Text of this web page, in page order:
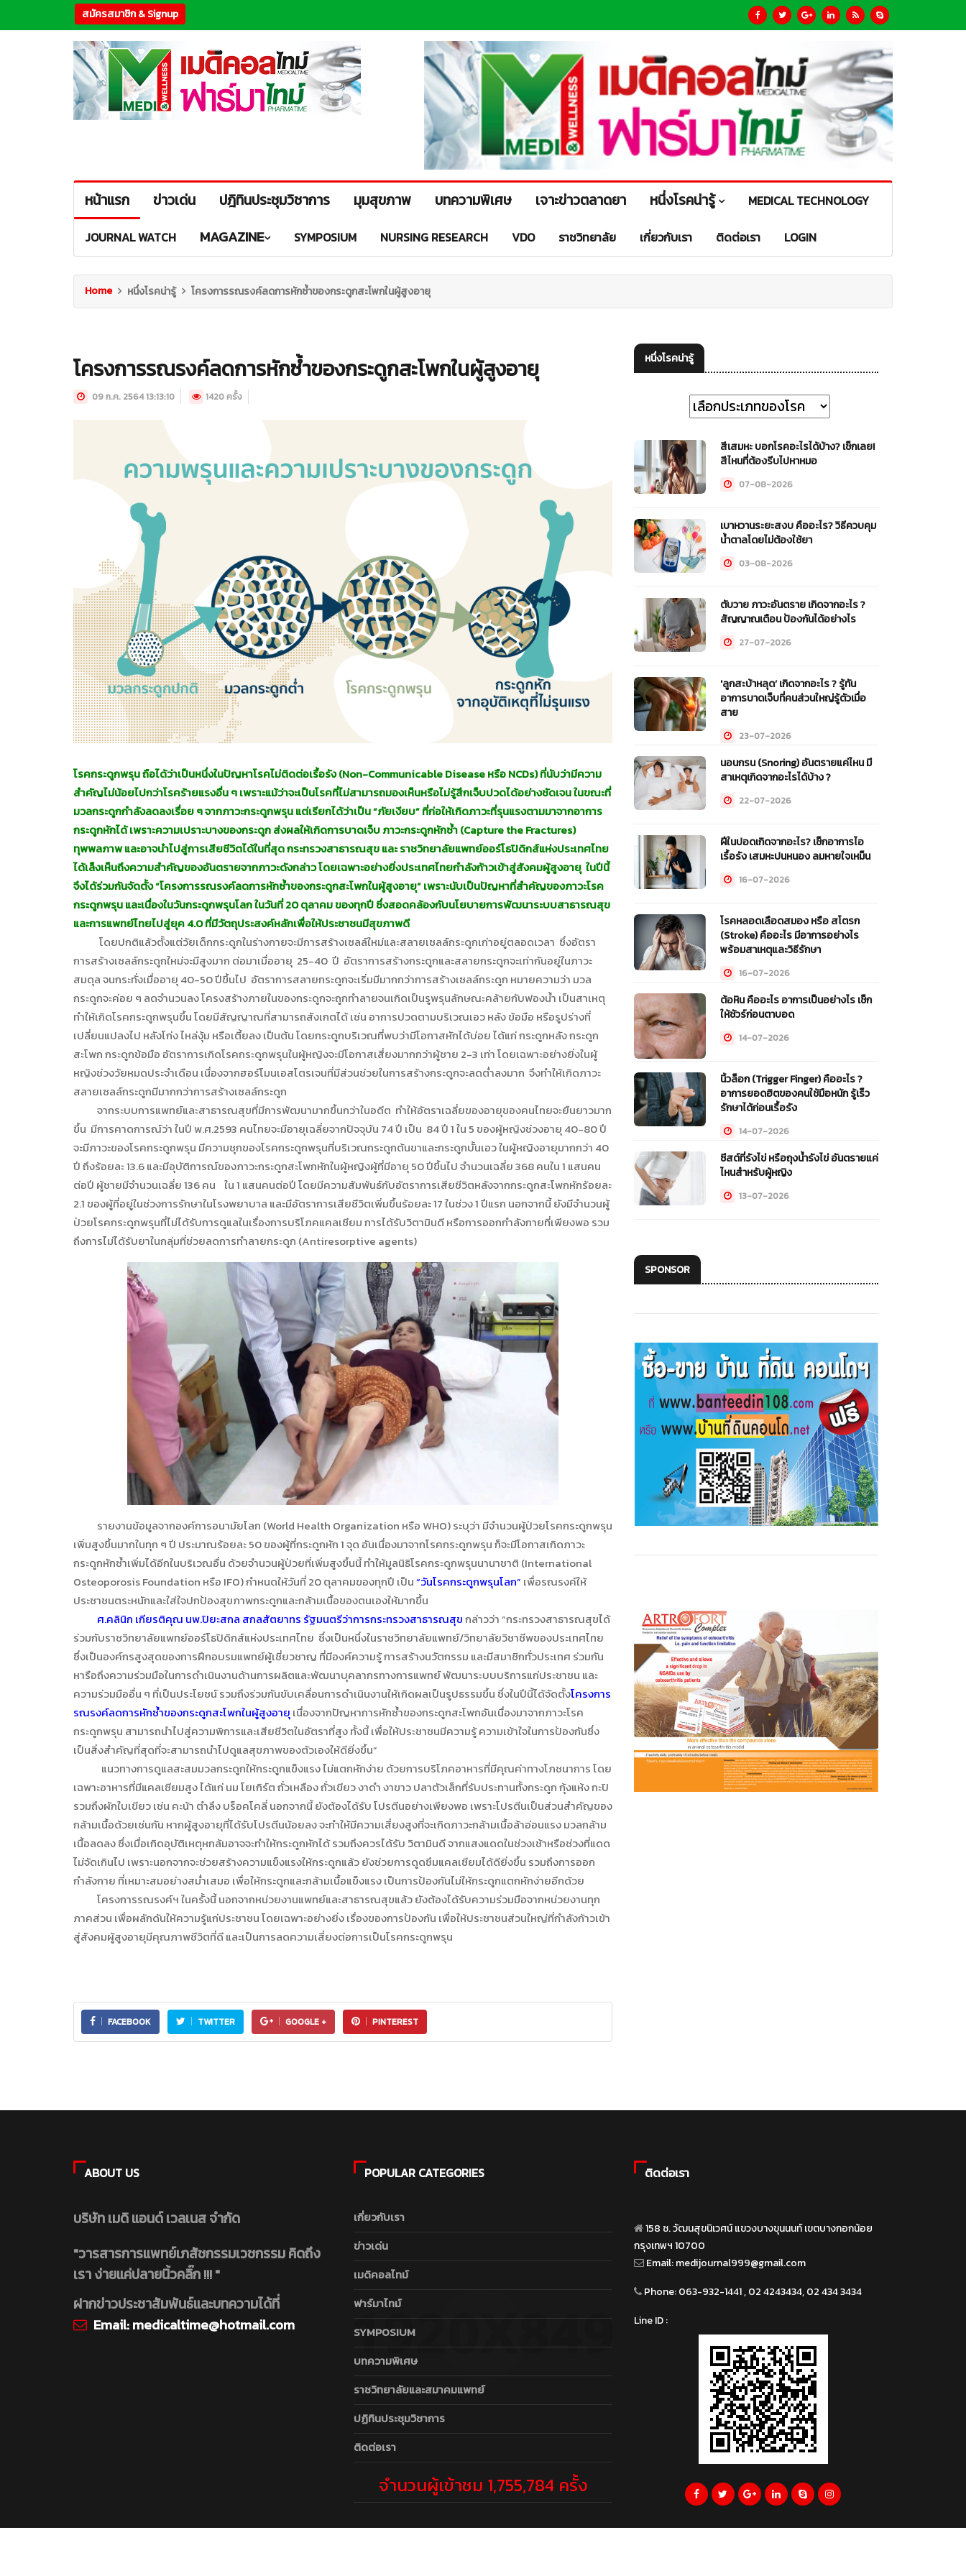
สมัครสมาชิก & Signup
หน้าแรก ข่าวเด่น ปฎิทินประชุมวิชาการ มุมสุขภาพ บทความพิเศษ เจาะข่าวตลาดยา หนึ่งโรคน่ารู้ MEDICAL TECHNOLOGY
JOURNAL WATCH MAGAZINE SYMPOSIUM NURSING RESEARCH VDO ราชวิทยาลัย เกี่ยวกับเรา ติดต่อเรา LOGIN
Home หนึ่งโรคน่ารู้ โครงการรณรงค์ลดการหักซ้ำของกระดูกสะโพกในผู้สูงอายุ
โครงการรณรงค์ลดการหักซ้ำของกระดูกสะโพกในผู้สูงอายุ
09 ก.ค. 2564 13:13:10 1420 ครั้ง
โรคกระดูกพรุน ถือได้ว่าเป็นหนึ่งในปัญหาโรคไม่ติดต่อเรื้อรัง (Non-Communicable Disease หรือ NCDs) ที่นับว่ามีความ
สำคัญไม่น้อยไปกว่าโรคร้ายแรงอื่น ๆ เพราะแม้ว่าจะเป็นโรคที่ไม่สามารถมองเห็นหรือไม่รู้สึกเจ็บปวดได้อย่างชัดเจน ในขณะที่
มวลกระดูกกำลังลดลงเรื่อย ๆ จากภาวะกระดูกพรุน แต่เรียกได้ว่าเป็น “ภัยเงียบ” ที่ก่อให้เกิดภาวะที่รุนแรงตามมาจากอาการ
กระดูกหักได้ เพราะความเปราะบางของกระดูก ส่งผลให้เกิดการบาดเจ็บ ภาวะกระดูกหักซ้ำ (Capture the Fractures)
ทุพพลภาพ และอาจนำไปสู่การเสียชีวิตได้ในที่สุด กระทรวงสาธารณสุข และ ราชวิทยาลัยแพทย์ออร์โธปิดิกส์แห่งประเทศไทย
ได้เล็งเห็นถึงความสำคัญของอันตรายจากภาวะดังกล่าว โดยเฉพาะอย่างยิ่งประเทศไทยกำลังก้าวเข้าสู่สังคมผู้สูงอายุ ในปีนี้
จึงได้ร่วมกันจัดตั้ง “โครงการรณรงค์ลดการหักซ้ำของกระดูกสะโพกในผู้สูงอายุ” เพราะนับเป็นปัญหาที่สำคัญของภาวะโรค
กระดูกพรุน และเนื่องในวันกระดูกพรุนโลก ในวันที่ 20 ตุลาคม ของทุกปี ซึ่งสอดคล้องกับนโยบายการพัฒนาระบบสาธารณสุข
และการแพทย์ไทยไปสู่ยุค 4.0 ที่มีวัตถุประสงค์หลักเพื่อให้ประชาชนมีสุขภาพดี
โดยปกติแล้วตั้งแต่วัยเด็กกระดูกในร่างกายจะมีการสร้างเซลล์ใหม่และสลายเซลล์กระดูกเก่าอยู่ตลอดเวลา ซึ่งอัตรา
การสร้างเซลล์กระดูกใหม่จะมีสูงมาก ต่อมาเมื่ออายุ 25-40 ปี อัตราการสร้างกระดูกและสลายกระดูกจะเท่ากันอยู่ในภาวะ
สมดุล จนกระทั่งเมื่ออายุ 40-50 ปีขึ้นไป อัตราการสลายกระดูกจะเริ่มมีมากกว่าการสร้างเซลล์กระดูก หมายความว่า มวล
กระดูกจะค่อย ๆ ลดจำนวนลง โครงสร้างภายในของกระดูกจะถูกทำลายจนเกิดเป็นรูพรุนลักษณะคล้ายกับฟองน้ำ เป็นสาเหตุ
ทำให้เกิดโรคกระดูกพรุนขึ้น โดยมีสัญญาณที่สามารถสังเกตได้ เช่น อาการปวดตามบริเวณเอว หลัง ข้อมือ หรือรูปร่างที่
เปลี่ยนแปลงไป หลังโก่ง ไหล่งุ้ม หรือเตี้ยลง เป็นต้น โดยกระดูกบริเวณที่พบว่ามีโอกาสหักได้บ่อย ได้แก่ กระดูกหลัง กระดูก
สะโพก กระดูกข้อมือ อัตราการเกิดโรคกระดูกพรุนในผู้หญิงจะมีโอกาสเสี่ยงมากกว่าผู้ชาย 2-3 เท่า โดยเฉพาะอย่างยิ่งในผู้
หญิงช่วงวัยหมดประจำเดือน เนื่องจากฮอร์โมนเอสโตรเจนที่มีส่วนช่วยในการสร้างกระดูกจะลดต่ำลงมาก จึงทำให้เกิดภาวะ
สลายเซลล์กระดูกมีมากกว่าการสร้างเซลล์กระดูก
จากระบบการแพทย์และสาธารณสุขที่มีการพัฒนามากขึ้นกว่าในอดีต ทำให้อัตราเฉลี่ยของอายุของคนไทยจะยืนยาวมาก
ขึ้น มีการคาดการณ์ว่า ในปี พ.ศ.2593 คนไทยจะมีอายุเฉลี่ยจากปัจจุบัน 74 ปี เป็น 84 ปี 1 ใน 5 ของผู้หญิงช่วงอายุ 40-80 ปี
จะมีภาวะของโรคกระดูกพรุน มีความชุกของโรคกระดูกพรุนที่บริเวณกระดูกต้นขาและกระดูกบั้นเอว ในผู้หญิงอายุมากกว่า 40
ปี ถึงร้อยละ 13.6 และมีอุบัติการณ์ของภาวะกระดูกสะโพกหักในผู้หญิงผู้ที่มีอายุ 50 ปีขึ้นไป จำนวนเฉลี่ย 368 คนใน 1 แสนคน
ต่อปี ผู้ชายมีจำนวนเฉลี่ย 136 คน ใน 1 แสนคนต่อปี โดยมีความสัมพันธ์กับอัตราการเสียชีวิตหลังจากกระดูกสะโพกหักร้อยละ
2.1 ของผู้ที่อยู่ในช่วงการรักษาในโรงพยาบาล และมีอัตราการเสียชีวิตเพิ่มขึ้นร้อยละ 17 ในช่วง 1 ปีแรก นอกจากนี้ ยังมีจำนวนผู้
ป่วยโรคกระดูกพรุนที่ไม่ได้รับการดูแลในเรื่องการบริโภคแคลเซียม การได้รับวิตามินดี หรือการออกกำลังกายที่เพียงพอ รวม
ถึงการไม่ได้รับยาในกลุ่มที่ช่วยลดการทำลายกระดูก (Antiresorptive agents)
รายงานข้อมูลจากองค์การอนามัยโลก (World Health Organization หรือ WHO) ระบุว่า มีจำนวนผู้ป่วยโรคกระดูกพรุน
เพิ่มสูงขึ้นมากในทุก ๆ ปี ประมาณร้อยละ 50 ของผู้ที่กระดูกหัก 1 จุด อันเนื่องมาจากโรคกระดูกพรุน ก็จะมีโอกาสเกิดภาวะ
กระดูกหักซ้ำเพิ่มได้อีกในบริเวณอื่น ด้วยจำนวนผู้ป่วยที่เพิ่มสูงขึ้นนี้ ทำให้มูลนิธิโรคกระดูกพรุนนานาชาติ (International
Osteoporosis Foundation หรือ IFO) กำหนดให้วันที่ 20 ตุลาคมของทุกปี เป็น“วันโรคกระดูกพรุนโลก” เพื่อรณรงค์ให้
ประชาชนตระหนักและใส่ใจปกป้องสุขภาพกระดูกและกล้ามเนื้อของตนเองให้มากขึ้น
ศ.คลินิก เกียรติคุณ นพ.ปิยะสกล สกลสัตยาทร รัฐมนตรีว่าการกระทรวงสาธารณสุขกล่าวว่า “กระทรวงสาธารณสุขได้
ร่วมกับราชวิทยาลัยแพทย์ออร์โธปิดิกส์แห่งประเทศไทย ซึ่งเป็นหนึ่งในราชวิทยาลัยแพทย์/วิทยาลัยวิชาชีพของประเทศไทย
ซึ่งเป็นองค์กรสูงสุดของการฝึกอบรมแพทย์ผู้เชี่ยวชาญ ที่มีองค์ความรู้ การสร้างนวัตกรรม และมีสมาชิกทั่วประเทศ ร่วมกัน
หารือถึงความร่วมมือในการดำเนินงานด้านการผลิตและพัฒนาบุคลากรทางการแพทย์ พัฒนาระบบบริการแก่ประชาชน และ
ความร่วมมืออื่น ๆ ที่เป็นประโยชน์ รวมถึงร่วมกันขับเคลื่อนการดำเนินงานให้เกิดผลเป็นรูปธรรมขึ้น ซึ่งในปีนี้ได้จัดตั้งโครงการ
รณรงค์ลดการหักซ้ำของกระดูกสะโพกในผู้สูงอายุ เนื่องจากปัญหาการหักซ้ำของกระดูกสะโพกอันเนื่องมาจากภาวะโรค
กระดูกพรุน สามารถนำไปสู่ความพิการและเสียชีวิตในอัตราที่สูง ทั้งนี้ เพื่อให้ประชาชนมีความรู้ ความเข้าใจในการป้องกันซึ่ง
เป็นสิ่งสำคัญที่สุดที่จะสามารถนำไปดูแลสุขภาพของตัวเองให้ดียิ่งขึ้น”
แนวทางการดูแลสะสมมวลกระดูกให้กระดูกแข็งแรง ไม่แตกหักง่าย ด้วยการบริโภคอาหารที่มีคุณค่าทางโภชนาการ โดย
เฉพาะอาหารที่มีแคลเซียมสูง ได้แก่ นม โยเกิร์ต ถั่วเหลือง ถั่วเขียว งาดำ งาขาว ปลาตัวเล็กที่รับประทานทั้งกระดูก กุ้งแห้ง กะปิ
รวมถึงผักใบเขียว เช่น คะน้า ตำลึง บร็อคโคลี่ นอกจากนี้ ยังต้องได้รับ โปรตีนอย่างเพียงพอ เพราะโปรตีนเป็นส่วนสำคัญของ
กล้ามเนื้อด้วยเช่นกัน หากผู้สูงอายุที่ได้รับโปรตีนน้อยลง จะทำให้มีความเสี่ยงสูงที่จะเกิดภาวะกล้ามเนื้อล้าอ่อนแรง มวลกล้าม
เนื้อลดลง ซึ่งเมื่อเกิดอุบัติเหตุหกล้มอาจจะทำให้กระดูกหักได้ รวมถึงควรได้รับ วิตามินดี จากแสงแดดในช่วงเช้าหรือช่วงที่แดด
ไม่จัดเกินไป เพราะนอกจากจะช่วยสร้างความแข็งแรงให้กระดูกแล้ว ยังช่วยการดูดซึมแคลเซียมได้ดียิ่งขึ้น รวมถึงการออก
กำลังกาย ที่เหมาะสมอย่างสม่ำเสมอ เพื่อให้กระดูกและกล้ามเนื้อแข็งแรง เป็นการป้องกันไม่ให้กระดูกแตกหักง่ายอีกด้วย
โครงการรณรงค์ฯ ในครั้งนี้ นอกจากหน่วยงานแพทย์และสาธารณสุขแล้ว ยังต้องได้รับความร่วมมือจากหน่วยงานทุก
ภาคส่วน เพื่อผลักดันให้ความรู้แก่ประชาชน โดยเฉพาะอย่างยิ่ง เรื่องของการป้องกัน เพื่อให้ประชาชนส่วนใหญ่ที่กำลังก้าวเข้า
สู่สังคมผู้สูงอายุมีคุณภาพชีวิตที่ดี และเป็นการลดความเสี่ยงต่อการเป็นโรคกระดูกพรุน
FACEBOOK TWITTER GOOGLE + PINTEREST
หนึ่งโรคน่ารู้
สีเสมหะ บอกโรคอะไรได้บ้าง? เช็กเลย!
สีไหนที่ต้องรีบไปหาหมอ
07-08-2026
เบาหวานระยะสงบ คืออะไร? วิธีควบคุม
น้ำตาลโดยไม่ต้องใช้ยา
03-08-2026
ตับวาย ภาวะอันตราย เกิดจากอะไร ?
สัญญาณเตือน ป้องกันได้อย่างไร
27-07-2026
'ลูกสะบ้าหลุด’ เกิดจากอะไร ? รู้ทัน
อาการบาดเจ็บที่คนส่วนใหญ่รู้ตัวเมื่อ
สาย
23-07-2026
นอนกรน (Snoring) อันตรายแค่ไหน มี
สาเหตุเกิดจากอะไรได้บ้าง ?
22-07-2026
ฝีในปอดเกิดจากอะไร? เช็กอาการไอ
เรื้อรัง เสมหะปนหนอง ลมหายใจเหม็น
16-07-2026
โรคหลอดเลือดสมอง หรือ สโตรก
(Stroke) คืออะไร มีอาการอย่างไร
พร้อมสาเหตุและวิธีรักษา
16-07-2026
ต้อหิน คืออะไร อาการเป็นอย่างไร เช็ก
ให้ชัวร์ก่อนตาบอด
14-07-2026
นิ้วล็อก (Trigger Finger) คืออะไร ?
อาการยอดฮิตของคนใช้มือหนัก รู้เร็ว
รักษาได้ก่อนเรื้อรัง
14-07-2026
ซีสต์ที่รังไข่ หรือถุงน้ำรังไข่ อันตรายแค่
ไหนสำหรับผู้หญิง
13-07-2026
SPONSOR
ABOUT US
บริษัท เมดิ แอนด์ เวลเนส จำกัด
"วารสารการแพทย์เภสัชกรรมเวชกรรม คิดถึง
เรา ง่ายแค่ปลายนิ้วคลิ๊ก !!! "
ฝากข่าวประชาสัมพันธ์และบทความได้ที่
Email:medicaltime@hotmail.com
POPULAR CATEGORIES
เกี่ยวกับเรา
ข่าวเด่น
เมดิคอลไทม์
ฟาร์มาไทม์
SYMPOSIUM
บทความพิเศษ
ราชวิทยาลัยและสมาคมแพทย์
ปฏิทินประชุมวิชาการ
ติดต่อเรา
จำนวนผู้เข้าชม 1,755,784 ครั้ง
ติดต่อเรา
158 ซ. วัฒนสุขนิเวศน์ แขวงบางขุนนนท์ เขตบางกอกน้อย
กรุงเทพฯ 10700
Email:medijournal999@gmail.com
Phone:063-932-1441 , 02 4243434, 02 434 3434
Line ID :